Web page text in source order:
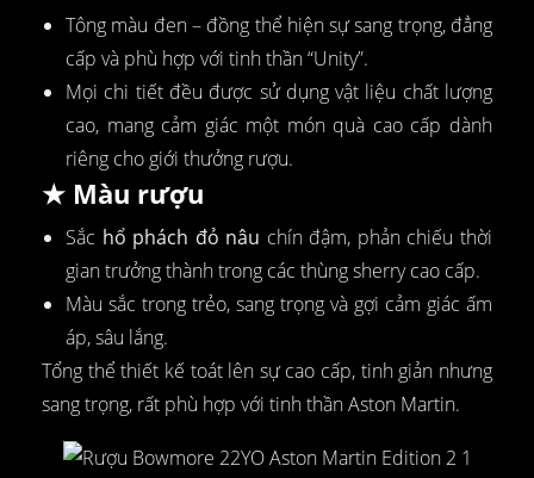
Tông màu đen – đồng thể hiện sự sang trọng, đẳng
cấp và phù hợp với tinh thần “Unity”.
Mọi chi tiết đều được sử dụng vật liệu chất lượng
cao, mang cảm giác một món quà cao cấp dành
riêng cho giới thưởng rượu.
★ Màu rượu
Sắc hổ phách đỏ nâu chín đậm, phản chiếu thời
gian trưởng thành trong các thùng sherry cao cấp.
Màu sắc trong trẻo, sang trọng và gợi cảm giác ấm
áp, sâu lắng.
Tổng thể thiết kế toát lên sự cao cấp, tinh giản nhưng
sang trọng, rất phù hợp với tinh thần Aston Martin.